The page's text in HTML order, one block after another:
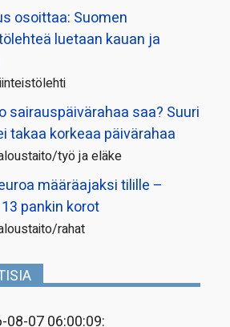
osoittaa: Suomen
luetaan kauan ja
sairauspäivä­rahaa saa? Suuri
takaa korkeaa päivärahaa
työ ja eläke
määräajaksi tilille –
pankin korot
rahat
08-07 06:00:09: